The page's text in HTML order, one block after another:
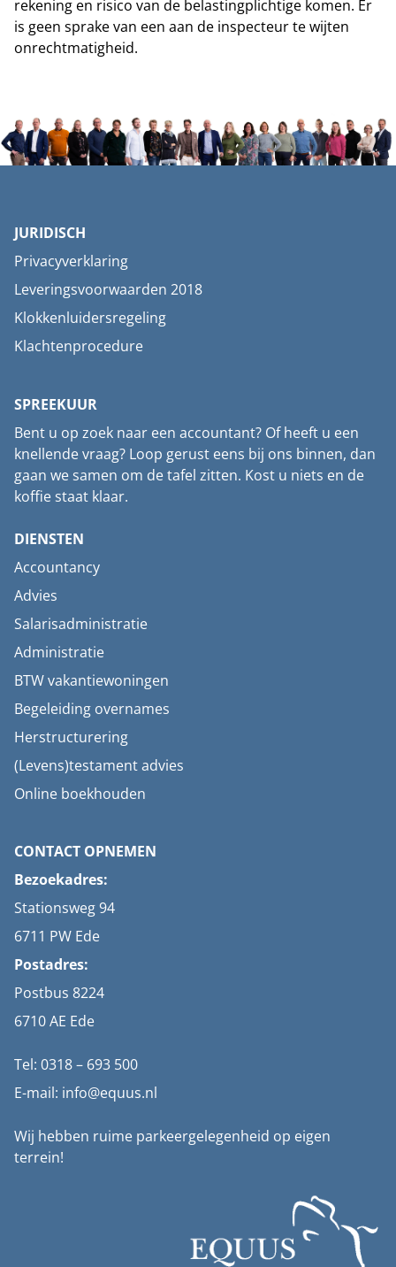
rekening en risico van de belastingplichtige komen. Er
is geen sprake van een aan de inspecteur te wijten
onrechtmatigheid.
JURIDISCH
Privacyverklaring
Leveringsvoorwaarden 2018
Klokkenluidersregeling
Klachtenprocedure
SPREEKUUR
Bent u op zoek naar een accountant? Of heeft u een
knellende vraag? Loop gerust eens bij ons binnen, dan
gaan we samen om de tafel zitten. Kost u niets en de
koffie staat klaar.
DIENSTEN
Accountancy
Advies
Salarisadministratie
Administratie
BTW vakantiewoningen
Begeleiding overnames
Herstructurering
(Levens)testament advies
Online boekhouden
CONTACT OPNEMEN
Bezoekadres:
Stationsweg 94
6711 PW Ede
Postadres:
Postbus 8224
6710 AE Ede
Tel: 0318 – 693 500
E-mail: info@equus.nl
Wij hebben ruime parkeergelegenheid op eigen
terrein!